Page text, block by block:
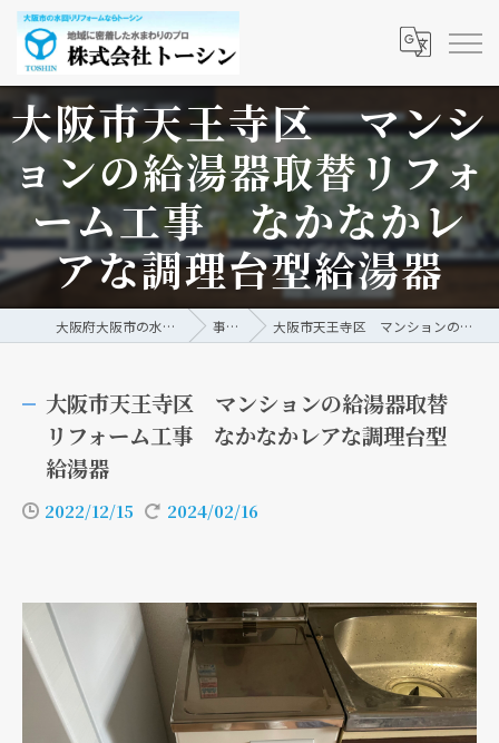
大阪市天王寺区 マンシ
ョンの給湯器取替リフォ
ーム工事 なかなかレ
アな調理台型給湯器
大阪府大阪市の水回りリフォームなら株式会社トーシン 事例/ブログ 大阪市天王寺区 マンションの給湯器取替リフォーム工事 なかなかレアな調理台型給湯器
大阪市天王寺区 マンションの給湯器取替
リフォーム工事 なかなかレアな調理台型
給湯器
2022/12/15 2024/02/16